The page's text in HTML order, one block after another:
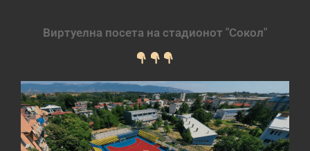
Виртуелна посета на стадионот "Сокол"